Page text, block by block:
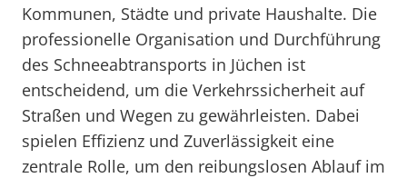
Kommunen, Städte und private Haushalte. Die
professionelle Organisation und Durchführung
des Schneeabtransports in Jüchen ist
entscheidend, um die Verkehrssicherheit auf
Straßen und Wegen zu gewährleisten. Dabei
spielen Effizienz und Zuverlässigkeit eine
zentrale Rolle, um den reibungslosen Ablauf im